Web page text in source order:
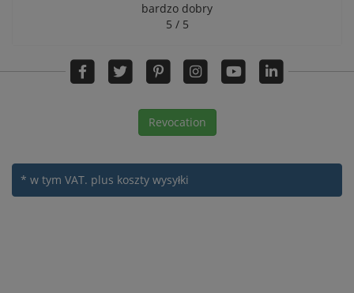
bardzo dobry
5 / 5
Revocation
* w tym VAT. plus koszty wysyłki